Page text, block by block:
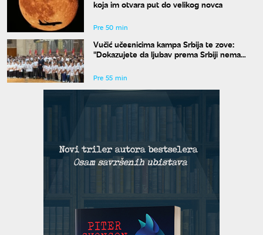
koja im otvara put do velikog novca
Pre 50 min
Vučić učesnicima kampa Srbija te zove:
"Dokazujete da ljubav prema Srbiji nema
Pre 55 min